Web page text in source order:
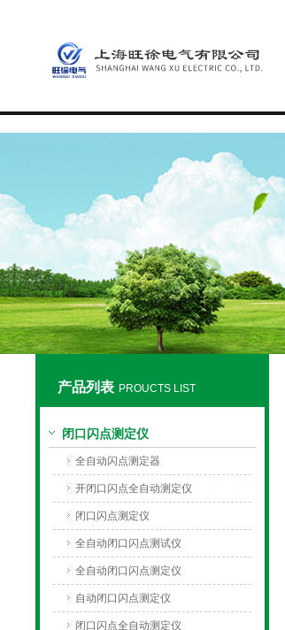
上海旺徐电气有限公司
产品列表 PROUCTS LIST
闭口闪点测定仪
全自动闪点测定器
开闭口闪点全自动测定仪
闭口闪点测定仪
全自动闭口闪点测试仪
全自动闭口闪点测定仪
自动闭口闪点测定仪
闭口闪点全自动测定仪